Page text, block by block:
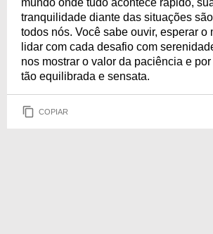
mundo onde tudo acontece rápido,
tranquilidade diante das situações
todos nós. Você sabe ouvir, esperar o
lidar com cada desafio com
nos mostrar o valor da paciência e
tão equilibrada e sensata.
COPIAR